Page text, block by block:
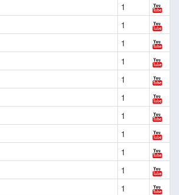
1
1
1
1
1
1
1
1
1
1
1